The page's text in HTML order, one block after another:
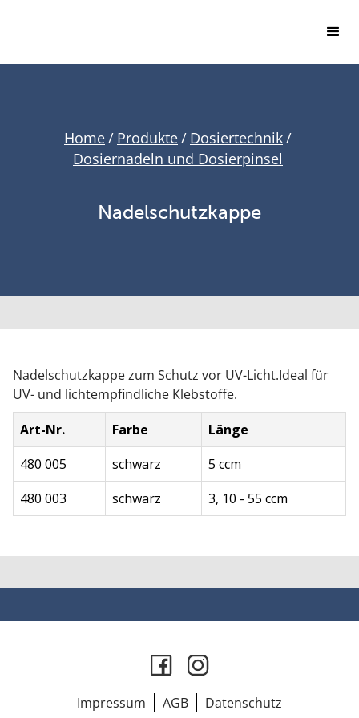
Home/ Produkte/ Dosiertechnik/
Dosiernadeln und Dosierpinsel
Nadelschutzkappe
Nadelschutzkappe zum Schutz vor UV-Licht.Ideal für
UV- und lichtempfindliche Klebstoffe.
Art-Nr.
Farbe
Länge
480 005
schwarz
5 ccm
480 003
schwarz 3, 10 - 55 ccm
Impressum AGB Datenschutz